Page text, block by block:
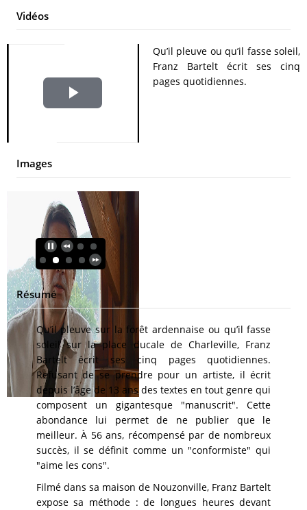
Vidéos
Play
Qu’il pleuve ou qu’il fasse soleil,
Franz Bartelt écrit ses cinq
pages quotidiennes.
Images
Résumé
Qu’il pleuve sur la forêt ardennaise ou qu’il fasse
soleil sur la place ducale de Charleville, Franz
Bartelt écrit ses cinq pages quotidiennes.
Refusant de se prendre pour un artiste, il écrit
depuis l’âge de 13 ans des textes en tout genre qui
composent un gigantesque "manuscrit". Cette
abondance lui permet de ne publier que le
meilleur. À 56 ans, récompensé par de nombreux
succès, il se définit comme un "conformiste" qui
"aime les cons".
Filmé dans sa maison de Nouzonville, Franz Bartelt
expose sa méthode : de longues heures devant